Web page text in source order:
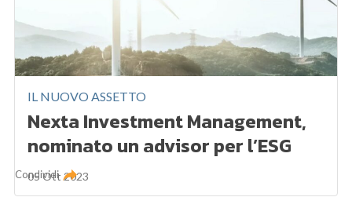
IL NUOVO ASSETTO
Nexta Investment Management,
nominato un advisor per l’ESG
05 Ott 2023
Condividi